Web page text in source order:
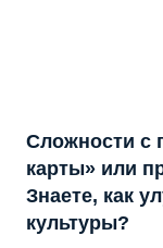
Сложности с
карты» или
Знаете, как
культуры?